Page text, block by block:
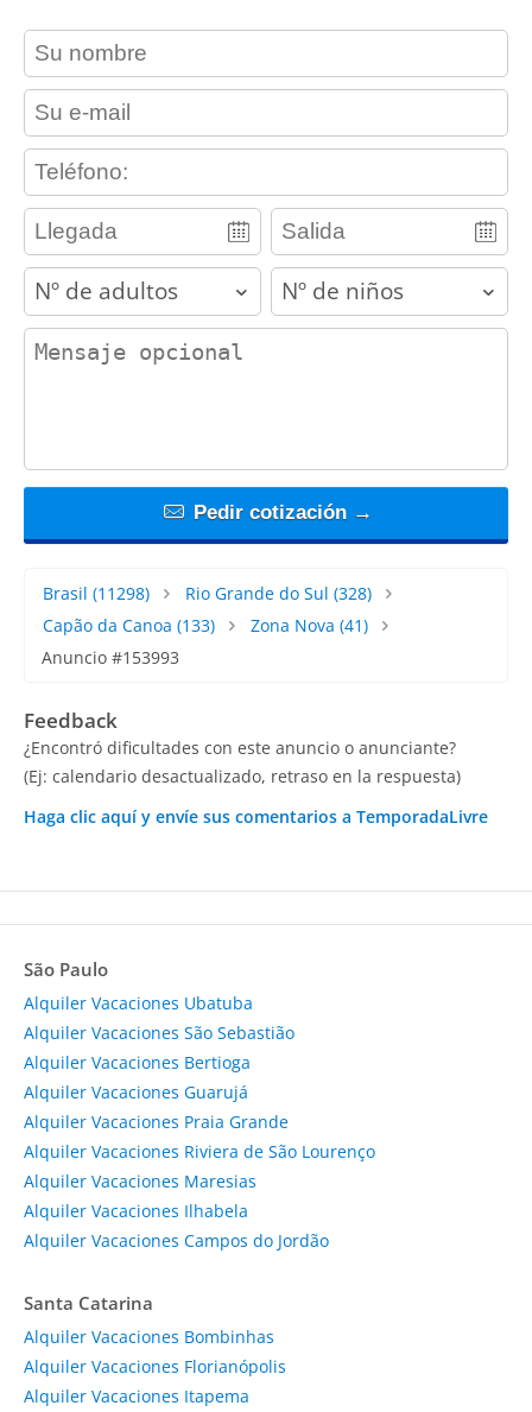
contact_name
contact_email
contact_phone
adults children
contact_message
Pedir cotización →
Brasil (11298) Rio Grande do Sul (328)
Capão da Canoa (133) Zona Nova (41)
Anuncio #153993
Feedback
¿Encontró dificultades con este anuncio o anunciante?
(Ej: calendario desactualizado, retraso en la respuesta)
Haga clic aquí y envíe sus comentarios a TemporadaLivre
São Paulo
Alquiler Vacaciones Ubatuba
Alquiler Vacaciones São Sebastião
Alquiler Vacaciones Bertioga
Alquiler Vacaciones Guarujá
Alquiler Vacaciones Praia Grande
Alquiler Vacaciones Riviera de São Lourenço
Alquiler Vacaciones Maresias
Alquiler Vacaciones Ilhabela
Alquiler Vacaciones Campos do Jordão
Santa Catarina
Alquiler Vacaciones Bombinhas
Alquiler Vacaciones Florianópolis
Alquiler Vacaciones Itapema